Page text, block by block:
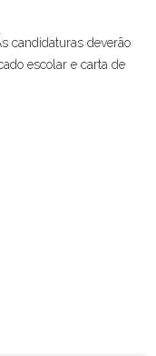
candidaturas deverão
escolar e carta de